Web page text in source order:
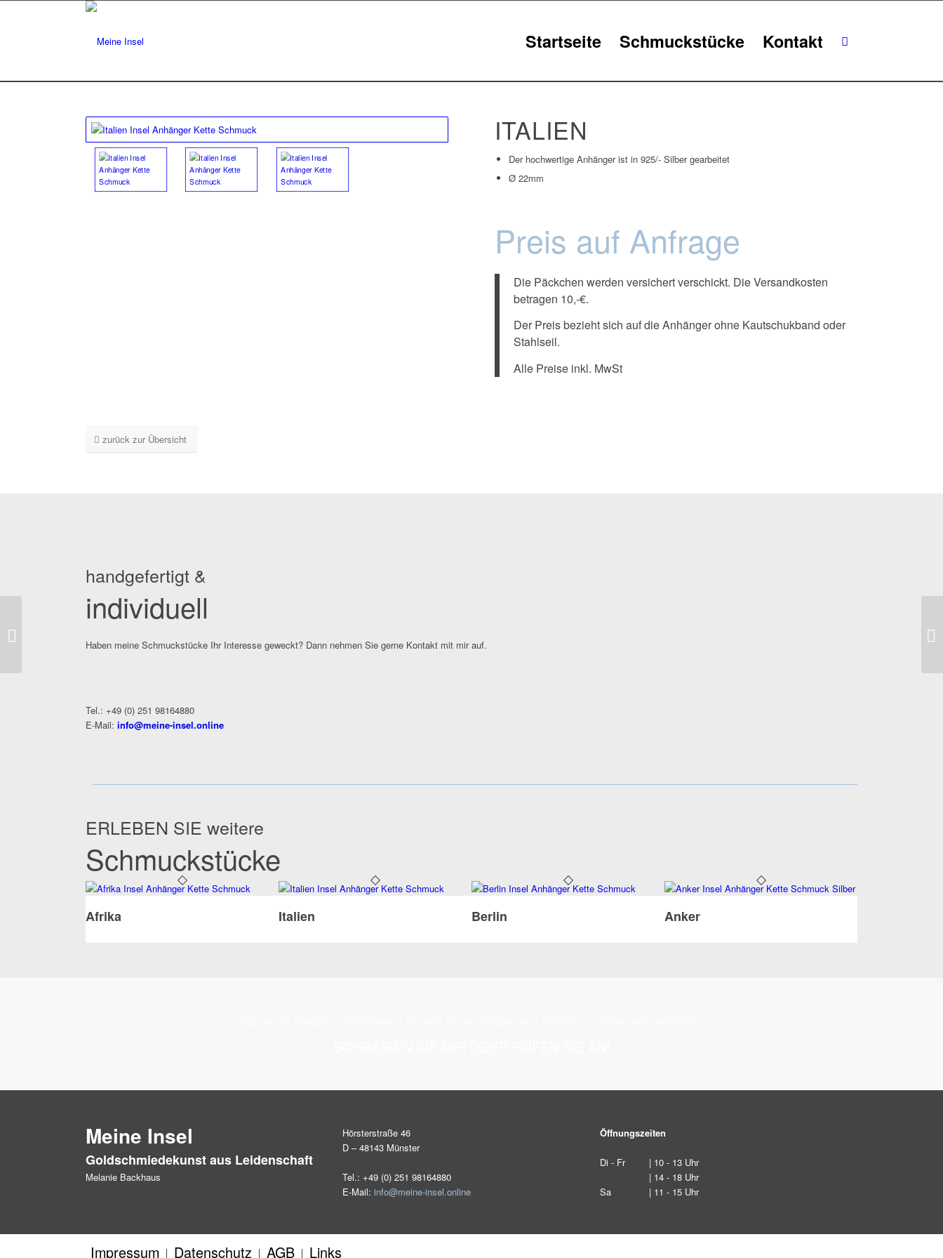
Startseite Schmuckstücke Kontakt
ITALIEN
Der hochwertige Anhänger ist in 925/- Silber gearbeitet
Ø 22mm
Preis auf Anfrage
Die Päckchen werden versichert verschickt. Die Versandkosten
betragen 10,-€.
Der Preis bezieht sich auf die Anhänger ohne Kautschukband oder
Stahlseil.
Alle Preise inkl. MwSt
zurück zur Übersicht
handgefertigt &
individuell
Haben meine Schmuckstücke Ihr Interesse geweckt? Dann nehmen Sie gerne Kontakt mit mir auf.
Tel.: +49 (0) 251 98164880
E-Mail: info@meine-insel.online
ERLEBEN SIE weitere
Schmuckstücke
Afrika Italien Berlin Anker
Meine Insel
Goldschmiedekunst aus Leidenschaft
Melanie Backhaus
Hörsterstraße 46
D – 48143 Münster
Tel.: +49 (0) 251 98164880
E-Mail:info@meine-insel.online
Öffnungszeiten
Di - Fr
| 10 - 13 Uhr
| 14 - 18 Uhr
Sa
| 11 - 15 Uhr
Impressum Datenschutz AGB Links